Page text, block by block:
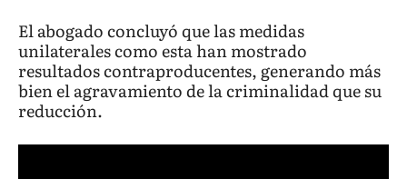
El abogado concluyó que las medidas
unilaterales como esta han mostrado
resultados contraproducentes, generando más
bien el agravamiento de la criminalidad que su
reducción.